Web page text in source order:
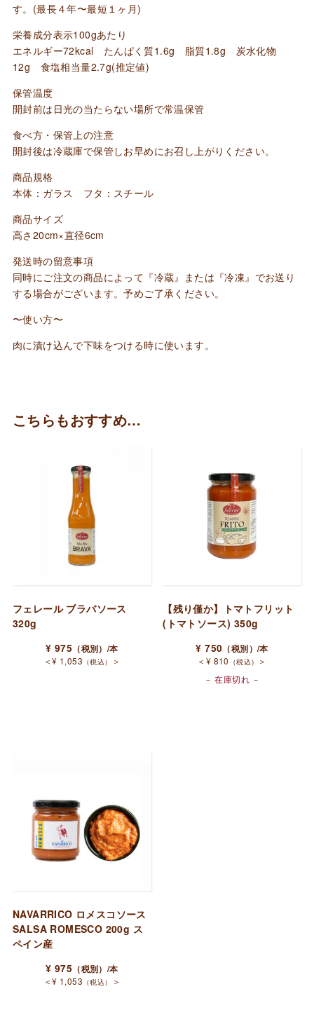
す。(最長４年〜最短１ヶ月)
栄養成分表示100gあたり
エネルギー72kcal たんぱく質1.6g 脂質1.8g 炭水化物
12g 食塩相当量2.7g(推定値)
保管温度
開封前は日光の当たらない場所で常温保管
食べ方・保管上の注意
開封後は冷蔵庫で保管しお早めにお召し上がりください。
商品規格
本体：ガラス フタ：スチール
商品サイズ
高さ20cm×直径6cm
発送時の留意事項
同時にご注文の商品によって『冷蔵』または『冷凍』でお送り
する場合がございます。予めご了承ください。
〜使い方〜
肉に漬け込んで下味をつける時に使います。
こちらもおすすめ…
フェレール ブラバソース
320g
¥ 975 （税別） /本
＜¥ 1,053 （税込） ＞
【残り僅か】トマトフリット
(トマトソース) 350g
¥ 750 （税別）/本
＜ ¥ 810 （税込） ＞
－ 在庫切れ －
NAVARRICO ロメスコソース
SALSA ROMESCO 200g ス
ペイン産
¥ 975 （税別） /本
＜¥ 1,053 （税込） ＞